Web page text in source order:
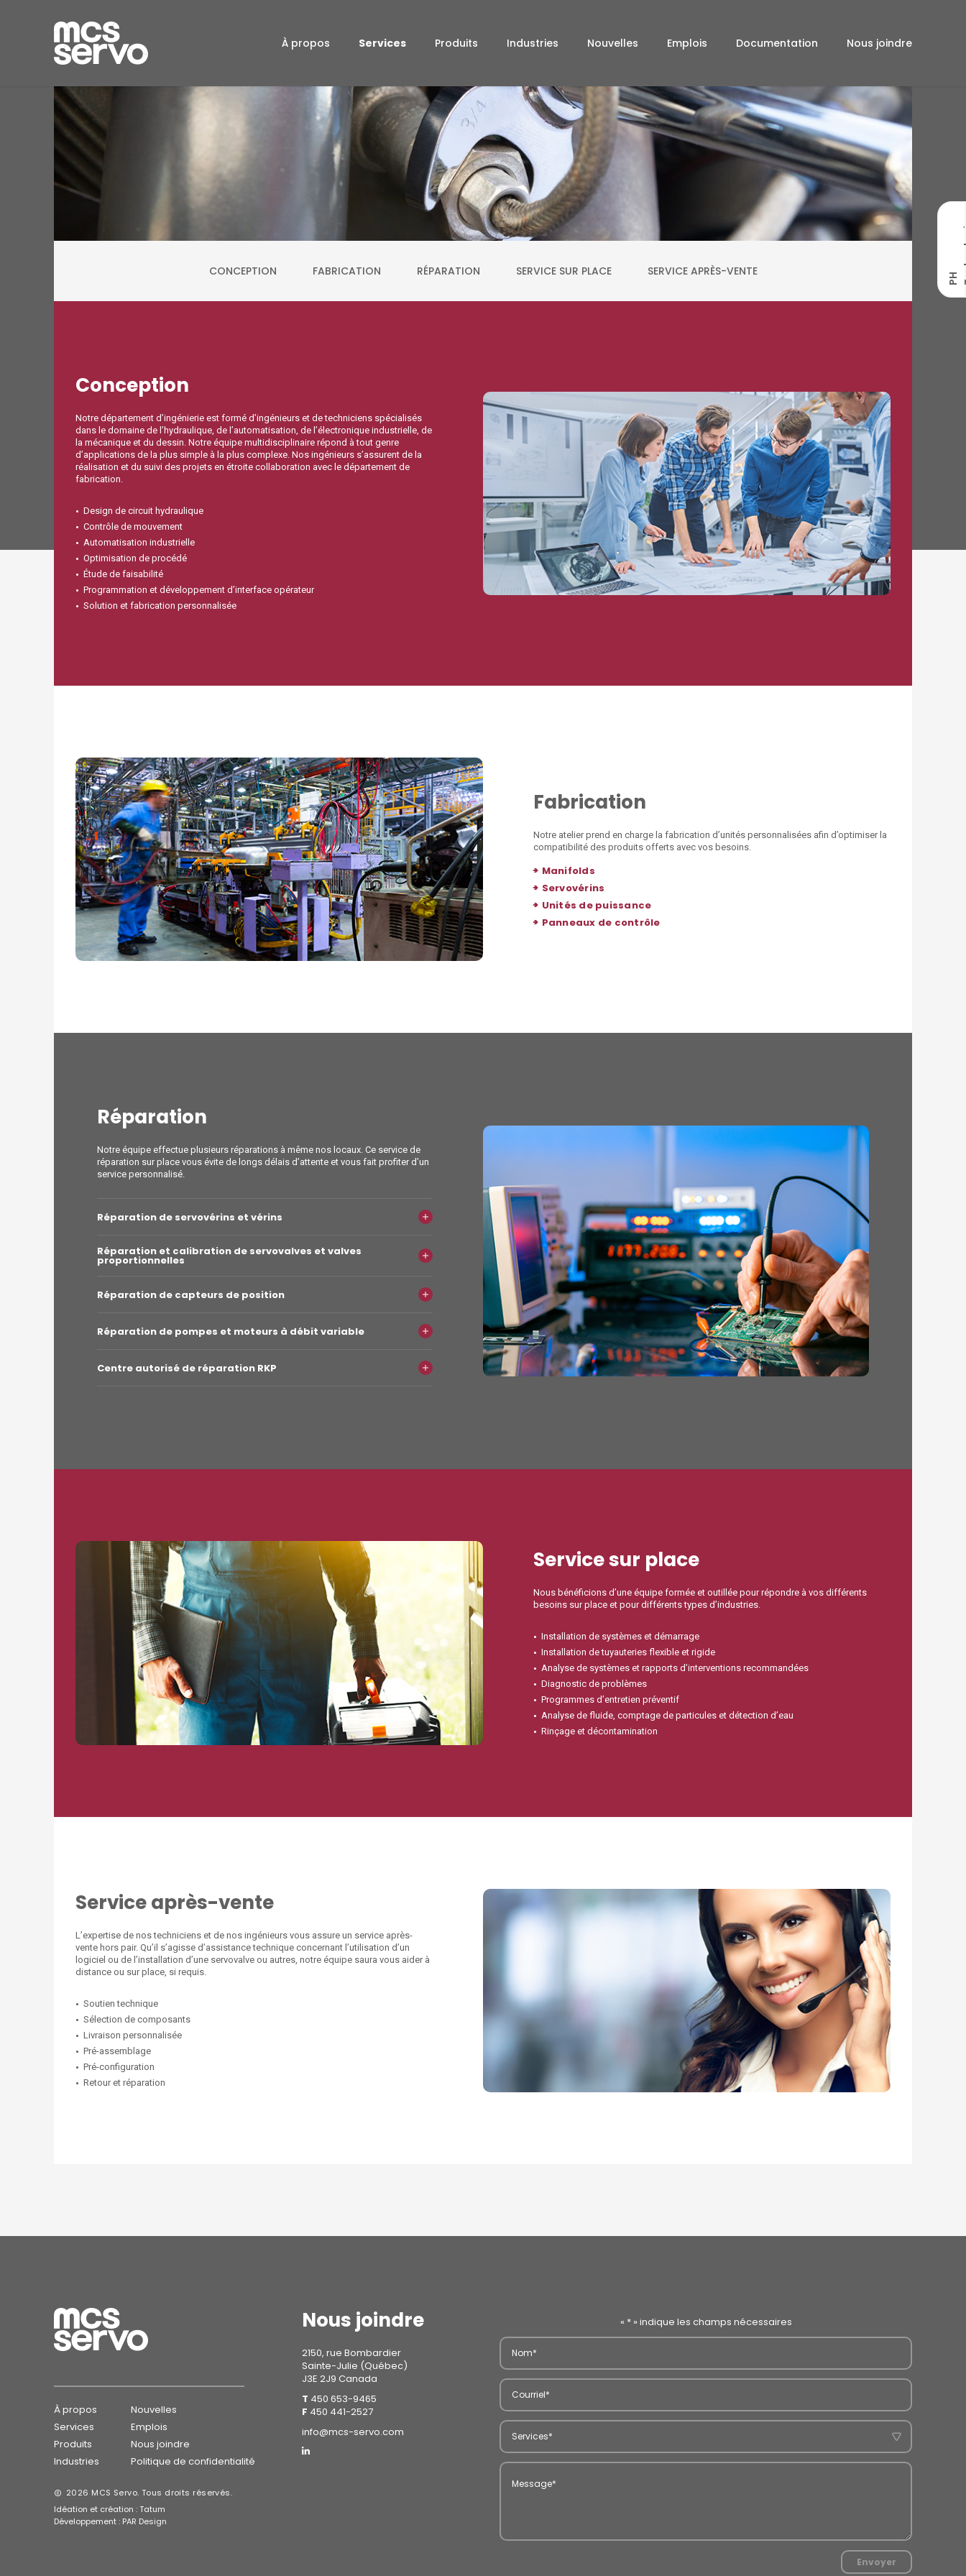
À propos Services Produits Industries Nouvelles Emplois Documentation Nous joindre
P
H
T
e
c
h
n
o
l
o
g
i
e
CONCEPTION FABRICATION RÉPARATION SERVICE SUR PLACE SERVICE APRÈS-VENTE
Conception
Notre département d’ingénierie est formé d’ingénieurs et de techniciens spécialisés
dans le domaine de l’hydraulique, de l’automatisation, de l’électronique industrielle, de
la mécanique et du dessin. Notre équipe multidisciplinaire répond à tout genre
d’applications de la plus simple à la plus complexe. Nos ingénieurs s’assurent de la
réalisation et du suivi des projets en étroite collaboration avec le département de
fabrication.
Design de circuit hydraulique
Contrôle de mouvement
Automatisation industrielle
Optimisation de procédé
Étude de faisabilité
Programmation et développement d’interface opérateur
Solution et fabrication personnalisée
Fabrication
Notre atelier prend en charge la fabrication d’unités personnalisées afin d’optimiser la
compatibilité des produits offerts avec vos besoins.
> Manifolds
> Servovérins
> Unités de puissance
> Panneaux de contrôle
Réparation
Notre équipe effectue plusieurs réparations à même nos locaux. Ce service de
réparation sur place vous évite de longs délais d’attente et vous fait profiter d’un
service personnalisé.
Réparation de servovérins et vérins
Réparation et calibration de servovalves et valves
proportionnelles
Réparation de capteurs de position
Réparation de pompes et moteurs à débit variable
Centre autorisé de réparation RKP
Service sur place
Nous bénéficions d’une équipe formée et outillée pour répondre à vos différents
besoins sur place et pour différents types d’industries.
Installation de systèmes et démarrage
Installation de tuyauteries flexible et rigide
Analyse de systèmes et rapports d’interventions recommandées
Diagnostic de problèmes
Programmes d’entretien préventif
Analyse de fluide, comptage de particules et détection d’eau
Rinçage et décontamination
Service après-vente
L’expertise de nos techniciens et de nos ingénieurs vous assure un service après-
vente hors pair. Qu’il s’agisse d’assistance technique concernant l’utilisation d’un
logiciel ou de l’installation d’une servovalve ou autres, notre équipe saura vous aider à
distance ou sur place, si requis.
Soutien technique
Sélection de composants
Livraison personnalisée
Pré-assemblage
Pré-configuration
Retour et réparation
À propos
Nouvelles
Services
Emplois
Produits
Nous joindre
Industries
Politique de confidentialité
2026 MCS Servo. Tous droits réservés.
Idéation et création :Tatum
Développement : PAR Design
Nous joindre
2150, rue Bombardier
Sainte-Julie (Québec)
J3E 2J9 Canada
T 450 653-9465
F 450 441-2527
info@mcs-servo.com
« *» indique les champs nécessaires
Envoyer